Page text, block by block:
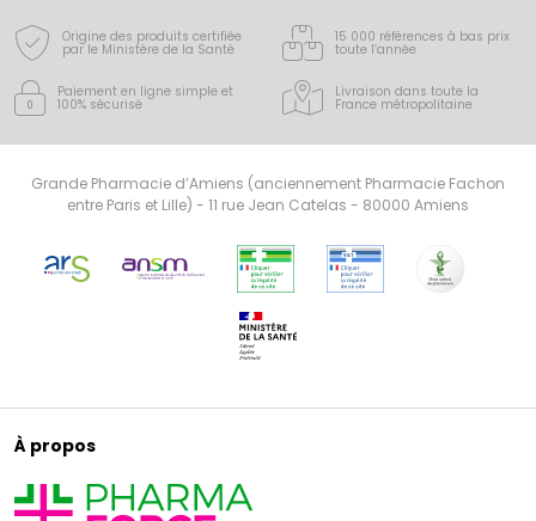
Origine des produits certifiée
par le Ministère de la Santé
15 000 références à bas prix
toute l’année
Paiement en ligne simple et
100% sécurisé
Livraison dans toute la
France métropolitaine
Grande Pharmacie d’Amiens (anciennement Pharmacie Fachon
entre Paris et Lille) - 11 rue Jean Catelas - 80000 Amiens
À propos